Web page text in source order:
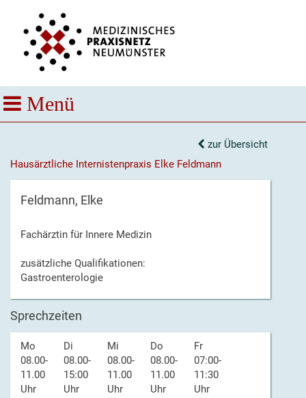
zur Übersicht
Hausärztliche Internistenpraxis Elke Feldmann
Feldmann, Elke
Fachärztin für Innere Medizin
zusätzliche Qualifikationen:
Gastroenterologie
Sprechzeiten
Mo
08.00-
11.00
Uhr
Di
08.00-
15:00
Uhr
Mi
08.00-
11.00
Uhr
Do
08.00-
11.00
Uhr
Fr
07:00-
11:30
Uhr